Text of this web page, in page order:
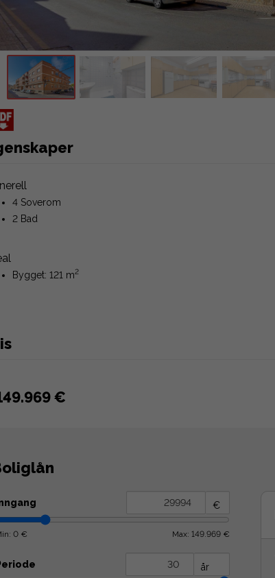
4 Soverom
2 Bad
Bygget: 121 m2
€
€
0 € Max: 149.969 €
år